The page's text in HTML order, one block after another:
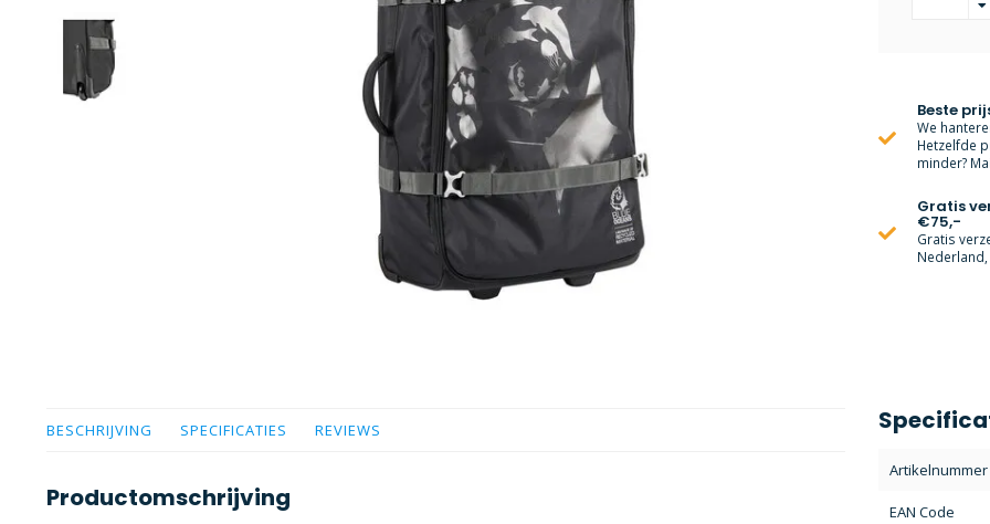
Beste
We
Hetzelfde
minder?
Gratis
€75,-
Gratis
BESCHRIJVING SPECIFICATIES REVIEWS
Productomschrijving
Artikelnummer
EAN Code